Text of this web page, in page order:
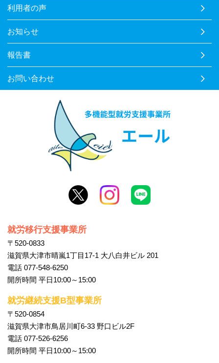
利用者の声
お知らせ
報告書
お問い合わせ
就労移行支援事業所
〒520-0833
滋賀県大津市晴嵐1丁目17-1 大八白井ビル 201
電話 077-548-6250
開所時間 平日10:00～15:00
就労継続支援B型事業所
〒520-0854
滋賀県大津市鳥居川町6-33 野口ビル2F
電話 077-526-6256
開所時間 平日10:00～15:00